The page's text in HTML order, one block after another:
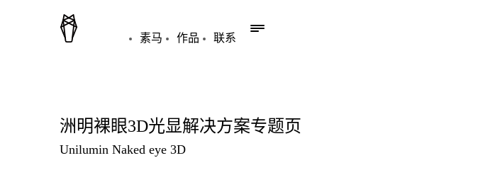
素马 作品 联系
洲明裸眼3D光显解决方案专题页
Unilumin Naked eye 3D